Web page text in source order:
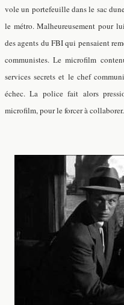
vole un portefeuille dans le sac
le métro. Malheureusement pour
des agents du FBI qui pensaient
communistes. Le microfilm
services secrets et le chef
échec. La police fait alors
microfilm, pour le forcer à collaborer.